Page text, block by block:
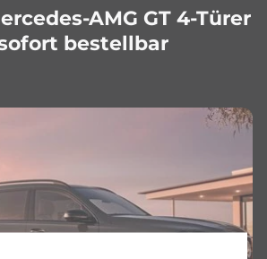
AMG GT 4-Türer
bestellbar